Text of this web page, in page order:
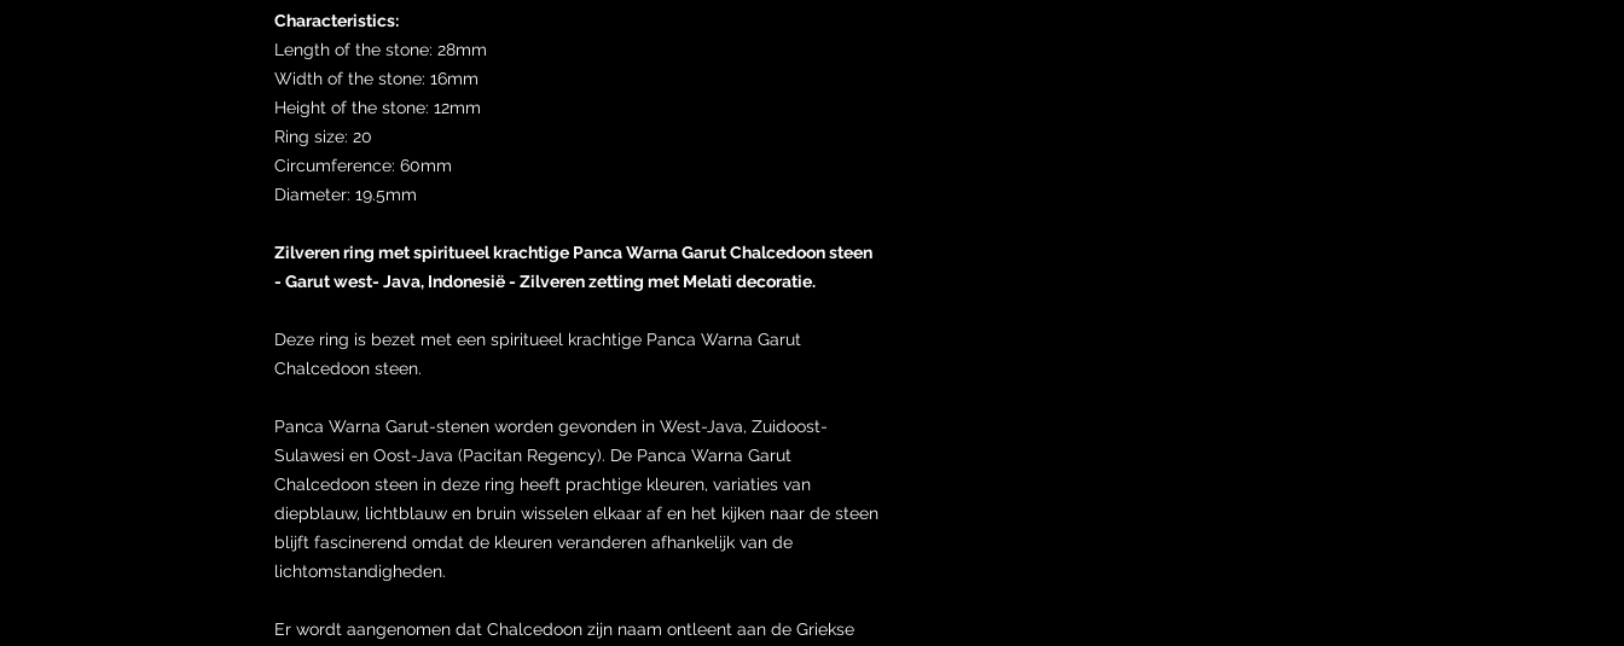
Characteristics:
Length of the stone: 28mm
Width of the stone: 16mm
Height of the stone: 12mm
Ring size: 20
Circumference: 60mm
Diameter: 19.5mm
Zilveren ring met spiritueel krachtige Panca Warna Garut Chalcedoon steen
- Garut west- Java, Indonesië - Zilveren zetting met Melati decoratie.
Deze ring is bezet met een spiritueel krachtige Panca Warna Garut
Chalcedoon steen.
Panca Warna Garut-stenen worden gevonden in West-Java, Zuidoost-
Sulawesi en Oost-Java (Pacitan Regency). De Panca Warna Garut
Chalcedoon steen in deze ring heeft prachtige kleuren, variaties van
diepblauw, lichtblauw en bruin wisselen elkaar af en het kijken naar de steen
blijft fascinerend omdat de kleuren veranderen afhankelijk van de
lichtomstandigheden.
Er wordt aangenomen dat Chalcedoon zijn naam ontleent aan de Griekse